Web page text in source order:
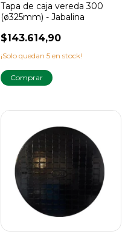
Tapa de caja vereda 300
(ø325mm) - Jabalina
$143.614,90
¡Solo quedan 5 en stock!